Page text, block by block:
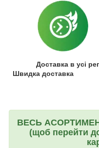
Доставка в усі
Швидка доставка
ВЕСЬ
(щоб перейти